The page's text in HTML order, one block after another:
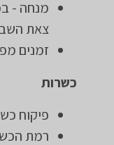
צאת השבת,
זמנים
כשרות
פיקוח
רמת